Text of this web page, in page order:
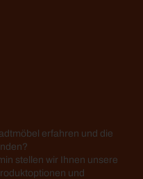
erfahren und die
stellen wir Ihnen unsere
und